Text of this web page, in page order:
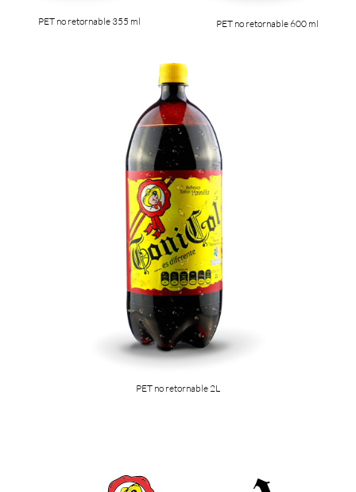
PET no retornable 355 ml PET no retornable 600 ml
PET no retornable 2L